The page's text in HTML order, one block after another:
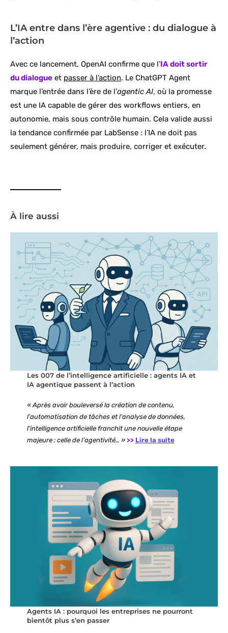
L’IA entre dans l’ère agentive : du dialogue à
l’action
Avec ce lancement, OpenAI confirme que l’IA doit sortir
du dialogue et passer à l’action. Le ChatGPT Agent
marque l’entrée dans l’ère de l’agentic AI, où la promesse
est une IA capable de gérer des workflows entiers, en
autonomie, mais sous contrôle humain. Cela valide aussi
la tendance confirmée par LabSense : l’IA ne doit pas
seulement générer, mais produire, corriger et exécuter.
À lire aussi
Les 007 de l’intelligence artificielle : agents IA et
IA agentique passent à l’action
« Après avoir bouleversé la création de contenu,
l’automatisation de tâches et l’analyse de données,
l’intelligence artificielle franchit une nouvelle étape
majeure : celle de l’agentivité… » >> Lire la suite
Agents IA : pourquoi les entreprises ne pourront
bientôt plus s’en passer